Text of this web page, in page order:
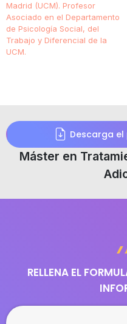
Madrid (UCM). Profesor
Asociado en el Departamento
de Psicología Social, del
Trabajo y Diferencial de la
UCM.
Descarga
Máster en
RELLENA EL